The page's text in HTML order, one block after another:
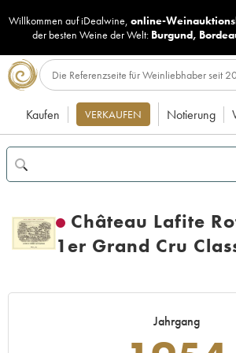
Willkommen auf iDealwine, online-
der besten Weine der Welt: Burgund,
Kaufen VERKAUFEN Notierung
Château Lafite
1er Grand Cru
Jahrgang